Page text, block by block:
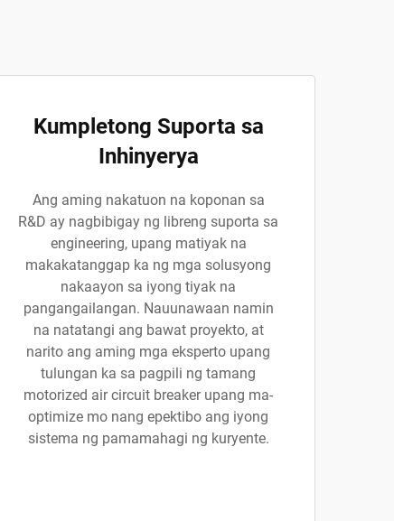
Kumpletong Suporta sa
Inhinyerya
Ang aming nakatuon na koponan sa
R&D ay nagbibigay ng libreng suporta sa
engineering, upang matiyak na
makakatanggap ka ng mga solusyong
nakaayon sa iyong tiyak na
pangangailangan. Nauunawaan namin
na natatangi ang bawat proyekto, at
narito ang aming mga eksperto upang
tulungan ka sa pagpili ng tamang
motorized air circuit breaker upang ma-
optimize mo nang epektibo ang iyong
sistema ng pamamahagi ng kuryente.